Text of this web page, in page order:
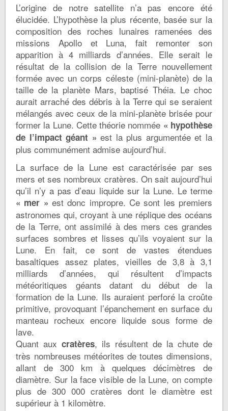
L’origine de notre satellite n’a pas encore été
élucidée. L’hypothèse la plus récente, basée sur la
composition des roches lunaires ramenées des
missions Apollo et Luna, fait remonter son
apparition à 4 milliards d’années. Elle serait le
résultat de la collision de la Terre nouvellement
formée avec un corps céleste (mini-planète) de la
taille de la planète Mars, baptisé Théia. Le choc
aurait arraché des débris à la Terre qui se seraient
mélangés avec ceux de la mini-planète brisée pour
former la Lune. Cette théorie nommée « hypothèse
de l’impact géant » est la plus argumentée et la
plus communément admise aujourd’hui.
La surface de la Lune est caractérisée par ses
mers et ses nombreux cratères. On sait aujourd’hui
qu’il n’y a pas d’eau liquide sur la Lune. Le terme
« mer » est donc impropre. Ce sont les premiers
astronomes qui, croyant à une réplique des océans
de la Terre, ont assimilé à des mers ces grandes
surfaces sombres et lisses qu’ils voyaient sur la
Lune. En fait, ce sont de vastes étendues
basaltiques assez plates, vieilles de 3,8 à 3,1
milliards d’années, qui résultent d’impacts
météoritiques géants datant du début de la
formation de la Lune. Ils auraient perforé la croûte
primitive, provoquant l’épanchement en surface du
manteau rocheux encore liquide sous forme de
lave.
Quant auxcratères, ils résultent de la chute de
très nombreuses météorites de toutes dimensions,
allant de 300 km à quelques décimètres de
diamètre. Sur la face visible de la Lune, on compte
plus de 300 000 cratères dont le diamètre est
supérieur à 1 kilomètre.